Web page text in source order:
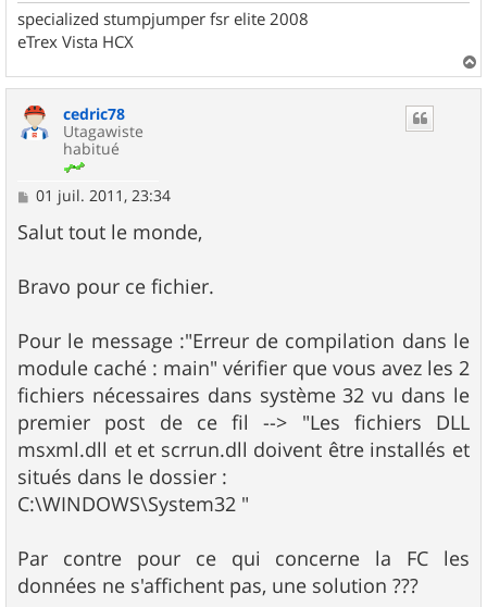
specialized stumpjumper fsr elite 2008
eTrex Vista HCX
a
cedric78
Utagawiste
habitué
M
s
s
g
e
01 juil. 2011, 23:34
Salut tout le monde,
Bravo pour ce fichier.
Pour le message :"Erreur de compilation dans le
module caché : main" vérifier que vous avez les 2
fichiers nécessaires dans système 32 vu dans le
premier post de ce fil --> "Les fichiers DLL
msxml.dll et et scrrun.dll doivent être installés et
situés dans le dossier :
C:\WINDOWS\System32 "
Par contre pour ce qui concerne la FC les
données ne s'affichent pas, une solution ???